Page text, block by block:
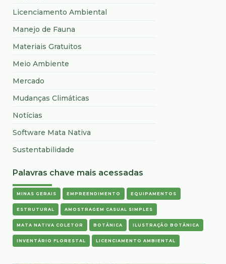
Licenciamento Ambiental
Manejo de Fauna
Materiais Gratuitos
Meio Ambiente
Mercado
Mudanças Climáticas
Notícias
Software Mata Nativa
Sustentabilidade
Palavras chave mais acessadas
MINAS GERAIS EMPREENDIMENTO EQUIPAMENTOS
ESTRUTURAL AMOSTRAGEM CASUAL SIMPLES
MATA NATIVA COLETOR BOTÂNICA ILUSTRAÇÃO BOTÂNICA
INVENTÁRIO FLORESTAL LICENCIAMENTO AMBIENTAL